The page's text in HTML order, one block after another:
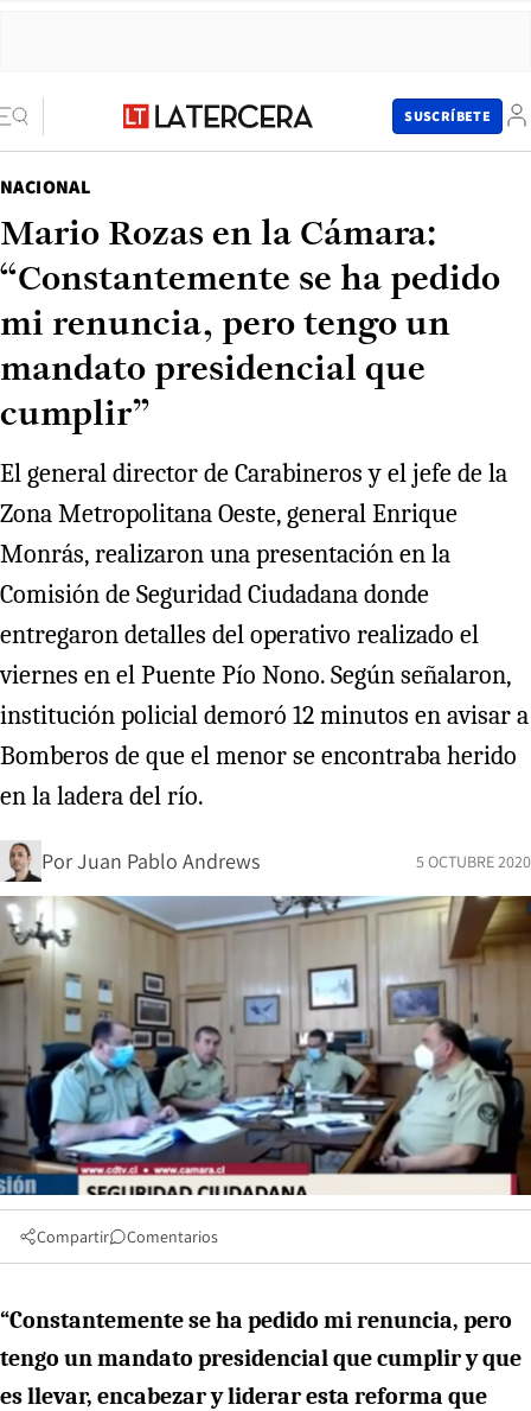
SUSCRÍBETE
NACIONAL
Mario Rozas en la Cámara:
“Constantemente se ha pedido
mi renuncia, pero tengo un
mandato presidencial que
cumplir”
El general director de Carabineros y el jefe de la
Zona Metropolitana Oeste, general Enrique
Monrás, realizaron una presentación en la
Comisión de Seguridad Ciudadana donde
entregaron detalles del operativo realizado el
viernes en el Puente Pío Nono. Según señalaron,
institución policial demoró 12 minutos en avisar a
Bomberos de que el menor se encontraba herido
en la ladera del río.
PorJuan Pablo Andrews 5 OCTUBRE 2020
Compartir Comentarios
“Constantemente se ha pedido mi renuncia, pero
tengo un mandato presidencial que cumplir y que
es llevar, encabezar y liderar esta reforma que